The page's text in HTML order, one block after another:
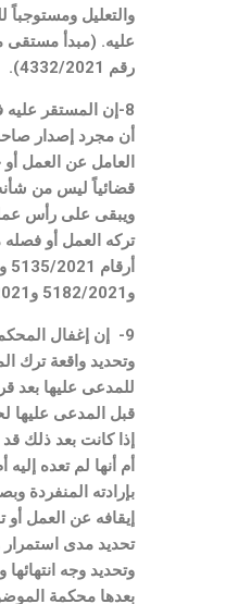
والتعليل
عليه. (مبدأ مستقى
رقم 4332/2021).
8-إن المستقر عليه
أن مجرد إصدار
العامل عن العمل
قضائياً ليس من
ويبقى على رأس
تركه العمل أو
و5182/2021 و2938/2021 و5858/2021).
9- إن إغفال
وتحديد واقعة ترك
للمدعى عليها بعد
قبل المدعى عليها
إذا كانت بعد ذلك
أم أنها لم تعده
بإرادته المنفردة
إيقافه عن العمل أو
تحديد مدى استمرار
وتحديد وجه
بعدها محكمة